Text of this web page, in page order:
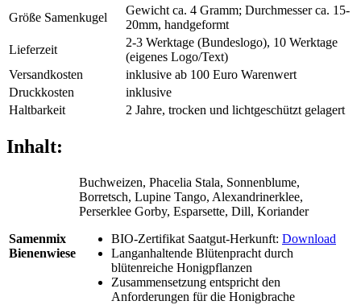
Größe Samenkugel
Gewicht ca. 4 Gramm; Durchmesser ca. 15-
20mm, handgeformt
Lieferzeit
2-3 Werktage (Bundeslogo), 10 Werktage
(eigenes Logo/Text)
Versandkosten
inklusive ab 100 Euro Warenwert
Druckkosten
inklusive
Haltbarkeit
2 Jahre, trocken und lichtgeschützt gelagert
Inhalt:
Samenmix
Bienenwiese
Buchweizen, Phacelia Stala, Sonnenblume,
Borretsch, Lupine Tango, Alexandrinerklee,
Perserklee Gorby, Esparsette, Dill, Koriander
BIO-Zertifikat Saatgut-Herkunft: Download
Langanhaltende Blütenpracht durch
blütenreiche Honigpflanzen
Zusammensetzung entspricht den
Anforderungen für die Honigbrache